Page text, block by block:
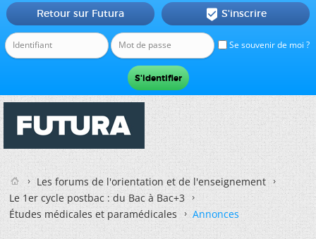
Se souvenir de moi ?
Retour sur Futura  S'inscrire
Les forums de l'orientation et de l'enseignement
Le 1er cycle postbac : du Bac à Bac+3
Études médicales et paramédicales
Annonces